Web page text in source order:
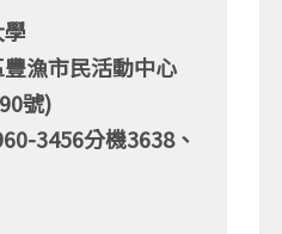
漁市民活動中心
號)
3456分機3638、